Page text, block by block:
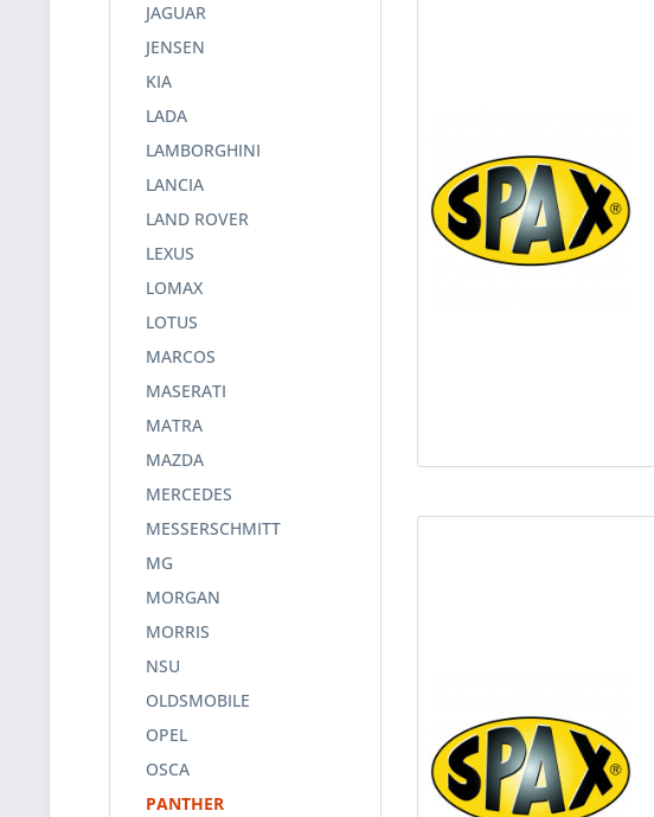
JAGUAR
JENSEN
KIA
LADA
LAMBORGHINI
LANCIA
LAND ROVER
LEXUS
LOMAX
LOTUS
MARCOS
MASERATI
MATRA
MAZDA
MERCEDES
MESSERSCHMITT
MG
MORGAN
MORRIS
NSU
OLDSMOBILE
OPEL
OSCA
PANTHER